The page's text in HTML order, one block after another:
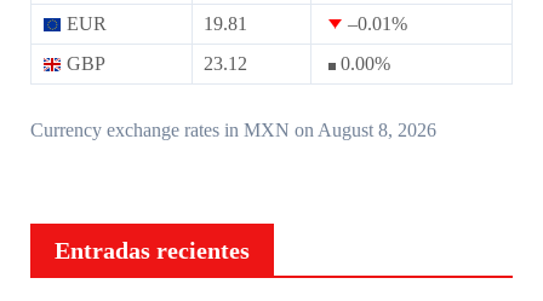
EUR
19.81 –0.01%
GBP
23.12 0.00%
Currency exchange rates in MXN on August 8, 2026
Entradas recientes